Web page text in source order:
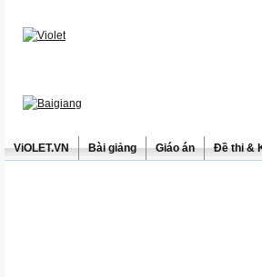
ViOLET.VN Bài giảng Giáo án Đề thi &